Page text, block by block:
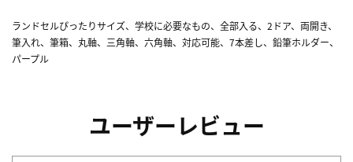
ランドセルぴったりサイズ、学校に必要なもの、全部入る、2ドア、両開き、
筆入れ、筆箱、丸軸、三角軸、六角軸、対応可能、7本差し、鉛筆ホルダー、
パープル
ユーザーレビュー